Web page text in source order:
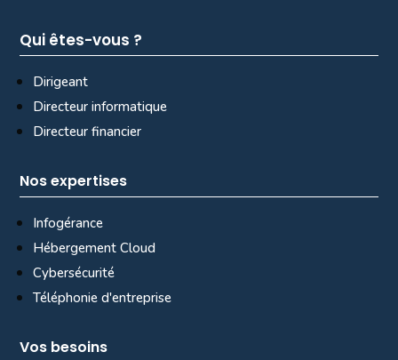
Qui êtes-vous ?
Dirigeant
Directeur informatique
Directeur financier
Nos expertises
Infogérance
Hébergement Cloud
Cybersécurité
Téléphonie d'entreprise
Vos besoins